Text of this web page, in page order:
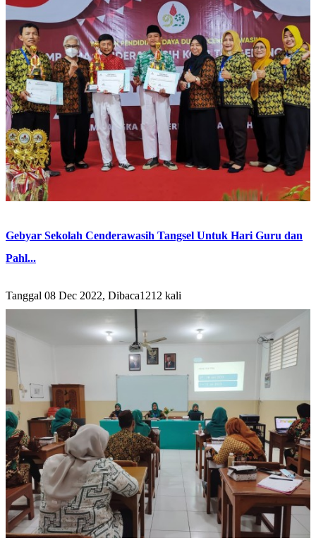
Gebyar Sekolah Cenderawasih Tangsel Untuk Hari Guru dan
Pahl...
Tanggal 08 Dec 2022, Dibaca1212 kali